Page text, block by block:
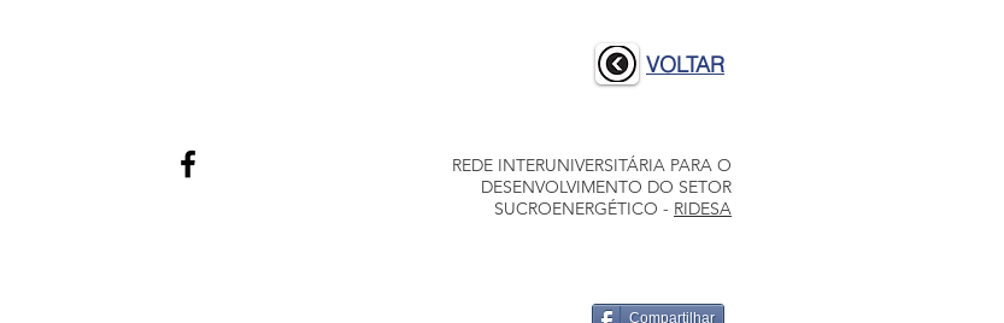
VOLTAR
REDE INTERUNIVERSITÁRIA PARA O
DESENVOLVIMENTO DO SETOR
SUCROENERGÉTICO - RIDESA
Compartilhar